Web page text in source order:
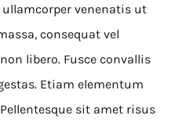
venenatis ut
consequat vel
libero. Fusce convallis
Etiam elementum
sit amet risus